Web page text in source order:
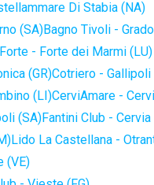
Di Stabia (NA)
(SA)Bagno Tivoli -
- Forte dei Marmi (LU)
(GR)Cotriero - Gallipoli
(LI)CerviAmare -
(SA)Fantini Club - Cervia
Lido La Castellana -
(VE)